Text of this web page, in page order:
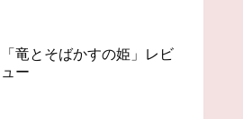
「竜とそばかすの姫」レビ
ュー